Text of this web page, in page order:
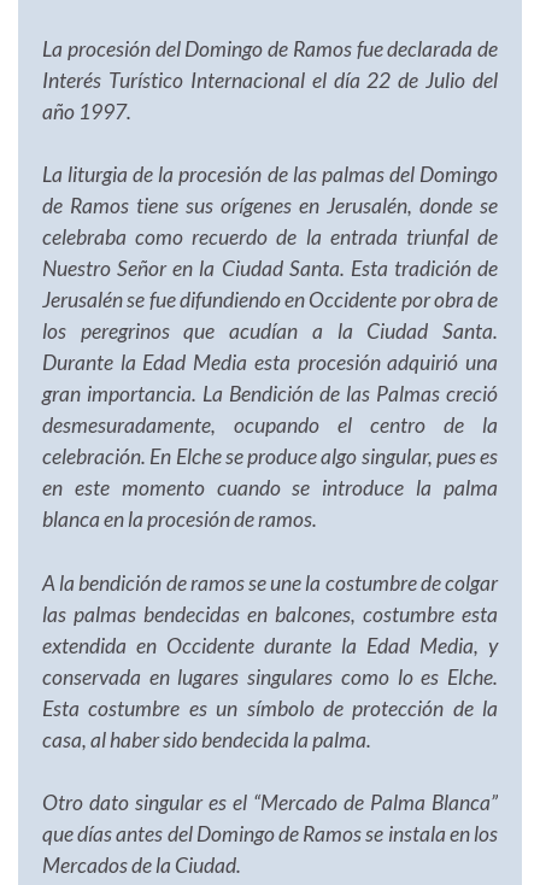
La procesión del Domingo de Ramos fue declarada de
Interés Turístico Internacional el día 22 de Julio del
año 1997.
La liturgia de la procesión de las palmas del Domingo
de Ramos tiene sus orígenes en Jerusalén, donde se
celebraba como recuerdo de la entrada triunfal de
Nuestro Señor en la Ciudad Santa. Esta tradición de
Jerusalén se fue difundiendo en Occidente por obra de
los peregrinos que acudían a la Ciudad Santa.
Durante la Edad Media esta procesión adquirió una
gran importancia. La Bendición de las Palmas creció
desmesuradamente, ocupando el centro de la
celebración. En Elche se produce algo singular, pues es
en este momento cuando se introduce la palma
blanca en la procesión de ramos.
A la bendición de ramos se une la costumbre de colgar
las palmas bendecidas en balcones, costumbre esta
extendida en Occidente durante la Edad Media, y
conservada en lugares singulares como lo es Elche.
Esta costumbre es un símbolo de protección de la
casa, al haber sido bendecida la palma.
Otro dato singular es el “Mercado de Palma Blanca”
que días antes del Domingo de Ramos se instala en los
Mercados de la Ciudad.